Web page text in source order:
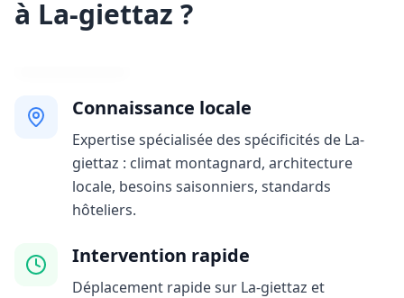
à La-giettaz ?
Connaissance locale
Expertise spécialisée des spécificités de La-
giettaz : climat montagnard, architecture
locale, besoins saisonniers, standards
hôteliers.
Intervention rapide
Déplacement rapide sur La-giettaz et